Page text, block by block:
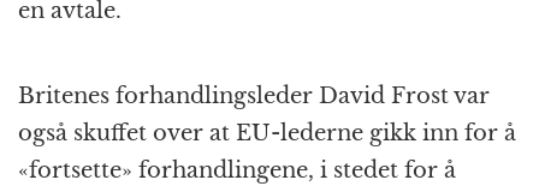
en avtale.
Britenes forhandlingsleder David Frost var
også skuffet over at EU-lederne gikk inn for å
«fortsette» forhandlingene, i stedet for å